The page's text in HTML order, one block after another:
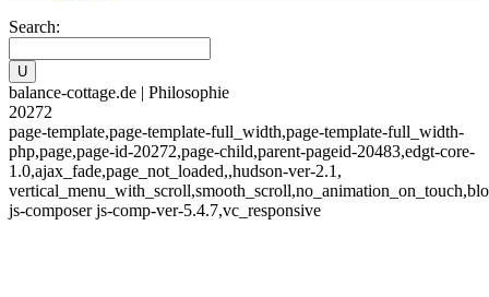
Search:
balance-cottage.de | Philosophie
20272
page-template,page-template-full_width,page-template-full_width-
php,page,page-id-20272,page-child,parent-pageid-20483,edgt-core-
1.0,ajax_fade,page_not_loaded,,hudson-ver-2.1,
js-composer js-comp-ver-5.4.7,vc_responsive